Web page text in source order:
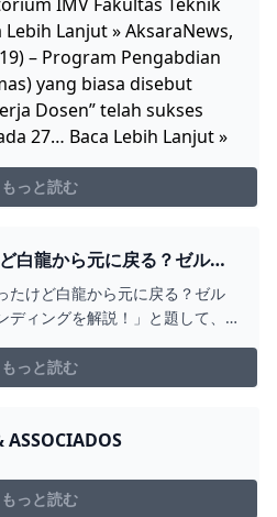
Lebih Lanjut » AksaraNews,
– Program Pengabdian
yang biasa disebut
Dosen” telah sukses
27… Baca Lebih Lanjut »
もっと読む
白龍から元に戻る？ゼルダ
ディングを解説！｜こりす
たけど白龍から元に戻る？ゼル
ィングを解説！」と題して、
もっと読む
もっと読む